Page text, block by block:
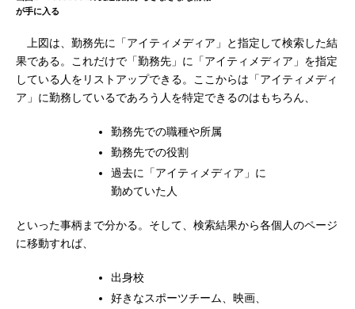
が手に入る
上図は、勤務先に「アイティメディア」と指定して検索した結
果である。これだけで「勤務先」に「アイティメディア」を指定
している人をリストアップできる。ここからは「アイティメディ
ア」に勤務しているであろう人を特定できるのはもちろん、
勤務先での職種や所属
勤務先での役割
過去に「アイティメディア」に
勤めていた人
といった事柄まで分かる。そして、検索結果から各個人のページ
に移動すれば、
出身校
好きなスポーツチーム、映画、